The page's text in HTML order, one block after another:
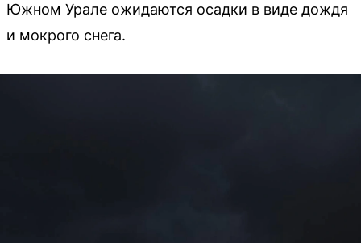
Южном Урале ожидаются осадки в виде дождя
и мокрого снега.